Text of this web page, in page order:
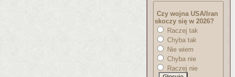
Czy wojna USA/Iran
skoczy się w 2026?
Raczej tak
Chyba tak
Nie wiem
Chyba nie
Raczej nie